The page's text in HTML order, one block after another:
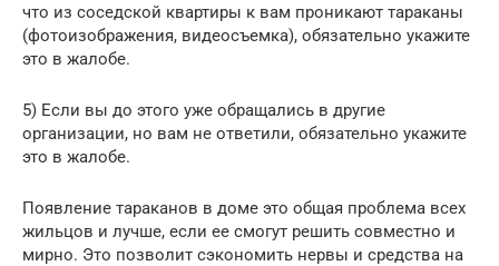
что из соседской квартиры к вам проникают тараканы
(фотоизображения, видеосъемка), обязательно укажите
это в жалобе.
5) Если вы до этого уже обращались в другие
организации, но вам не ответили, обязательно укажите
это в жалобе.
Появление тараканов в доме это общая проблема всех
жильцов и лучше, если ее смогут решить совместно и
мирно. Это позволит сэкономить нервы и средства на